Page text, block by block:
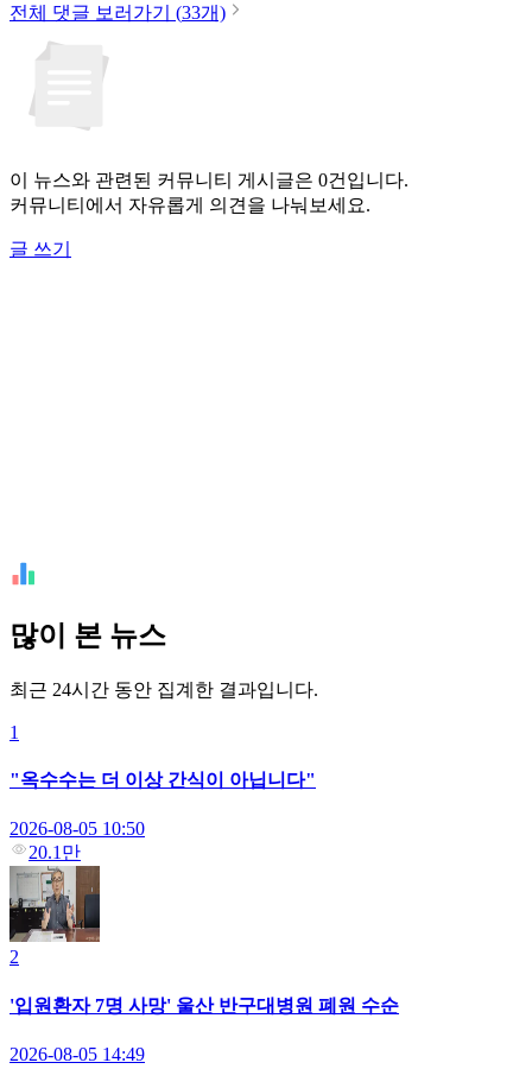
전체 댓글 보러가기 (33개)
이 뉴스와 관련된 커뮤니티 게시글은 0건입니다.
커뮤니티에서 자유롭게 의견을 나눠보세요.
글 쓰기
많이 본 뉴스
최근 24시간 동안 집계한 결과입니다.
1
"옥수수는 더 이상 간식이 아닙니다"
2026-08-05 10:50
20.1만
2
'입원환자 7명 사망' 울산 반구대병원 폐원 수순
2026-08-05 14:49